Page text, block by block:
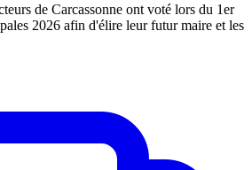
de Carcassonne ont voté lors du 1er
2026 afin d'élire leur futur maire et les